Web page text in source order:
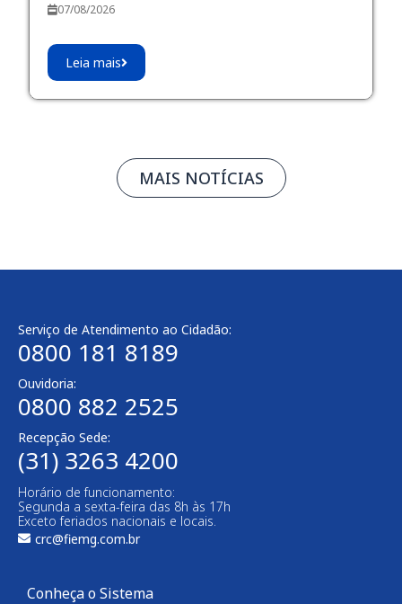
07/08/2026
Leia mais
MAIS NOTÍCIAS
Serviço de Atendimento ao Cidadão:
0800 181 8189
Ouvidoria:
0800 882 2525
Recepção Sede:
(31) 3263 4200
Horário de funcionamento:
Segunda a sexta-feira das 8h às 17h
Exceto feriados nacionais e locais.
crc@fiemg.com.br
Conheça o Sistema